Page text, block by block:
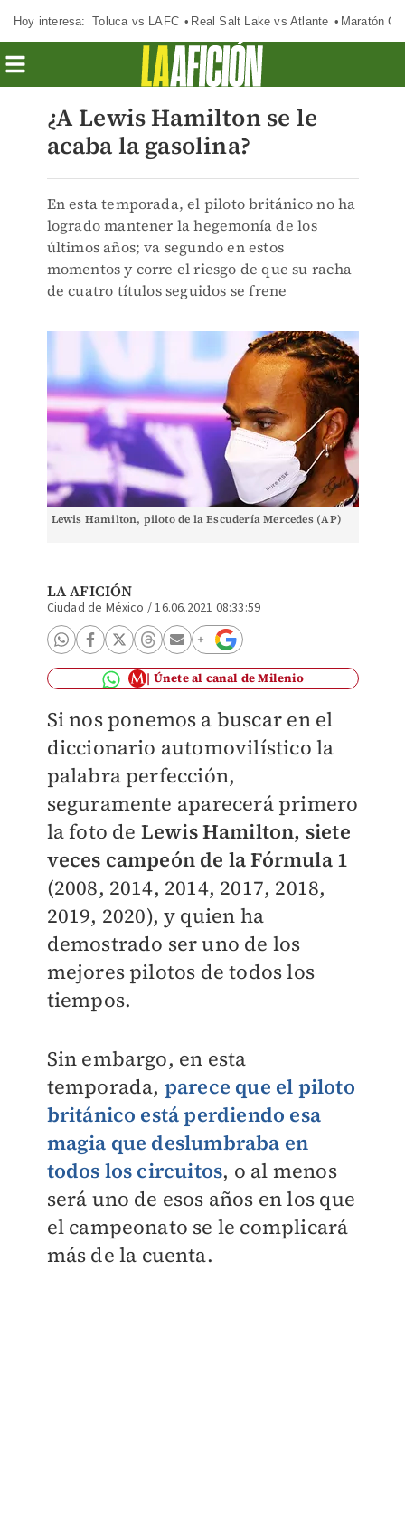
Hoy interesa: Toluca vs LAFC Real Salt Lake vs Atlante Maratón
¿A Lewis Hamilton se le
acaba la gasolina?
En esta temporada, el piloto británico no ha
logrado mantener la hegemonía de los
últimos años; va segundo en estos
momentos y corre el riesgo de que su racha
de cuatro títulos seguidos se frene
Lewis Hamilton, piloto de la Escudería Mercedes (AP)
LA AFICIÓN
Ciudad de México /16.06.2021 08:33:59
Únete al canal de Milenio
Si nos ponemos a buscar en el
diccionario automovilístico la
palabra perfección,
seguramente aparecerá primero
la foto de Lewis Hamilton, siete
veces campeón de la Fórmula 1
(2008, 2014, 2014, 2017, 2018,
2019, 2020), y quien ha
demostrado ser uno de los
mejores pilotos de todos los
tiempos.
Sin embargo, en esta
temporada, parece que el piloto
británico está perdiendo esa
magia que deslumbraba en
todos los circuitos, o al menos
será uno de esos años en los que
el campeonato se le complicará
más de la cuenta.